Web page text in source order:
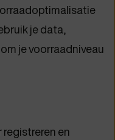
je data,
je voorraadniveau
registreren en